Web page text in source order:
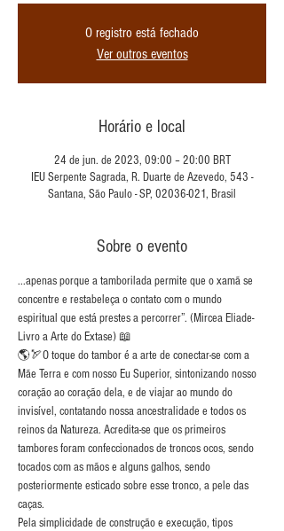
O registro está fechado
Ver outros eventos
Horário e local
24 de jun. de 2023, 09:00 – 20:00 BRT
IEU Serpente Sagrada, R. Duarte de Azevedo, 543 -
Santana, São Paulo - SP, 02036-021, Brasil
Sobre o evento
...apenas porque a tamborilada permite que o xamã se
concentre e restabeleça o contato com o mundo
espiritual que está prestes a percorrer”. (Mircea Eliade-
Livro a Arte do Extase) 📖
🌎🏹O toque do tambor é a arte de conectar-se com a
Mãe Terra e com nosso Eu Superior, sintonizando nosso
coração ao coração dela, e de viajar ao mundo do
invisível, contatando nossa ancestralidade e todos os
reinos da Natureza. Acredita-se que os primeiros
tambores foram confeccionados de troncos ocos, sendo
tocados com as mãos e alguns galhos, sendo
posteriormente esticado sobre esse tronco, a pele das
caças.
Pela simplicidade de construção e execução, tipos